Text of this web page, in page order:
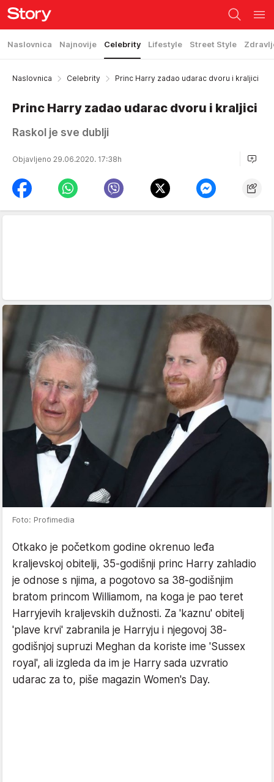
Naslovnica Najnovije Celebrity Lifestyle Street Style
Naslovnica Celebrity Princ Harry zadao udarac dvoru i kraljici
Princ Harry zadao udarac dvoru i kraljici
Raskol je sve dublji
Objavljeno 29.06.2020. 17:38h
Foto: Profimedia
Otkako je početkom godine okrenuo leđa
kraljevskoj obitelji, 35-godišnji princ Harry zahladio
je odnose s njima, a pogotovo sa 38-godišnjim
bratom princom Williamom, na koga je pao teret
Harryjevih kraljevskih dužnosti. Za 'kaznu' obitelj
'plave krvi' zabranila je Harryju i njegovoj 38-
godišnjoj supruzi Meghan da koriste ime 'Sussex
royal', ali izgleda da im je Harry sada uzvratio
udarac za to, piše magazin Women's Day.